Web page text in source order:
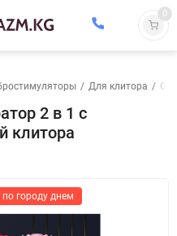
0
/ Для клитора / С
2 в 1 с
клитора
городу днем